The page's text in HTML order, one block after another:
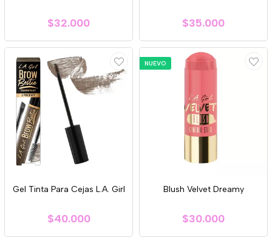
$32.000 $35.000
Gel Tinta Para Cejas L.A. Girl
$40.000
NUEVO
Blush Velvet Dreamy
$30.000